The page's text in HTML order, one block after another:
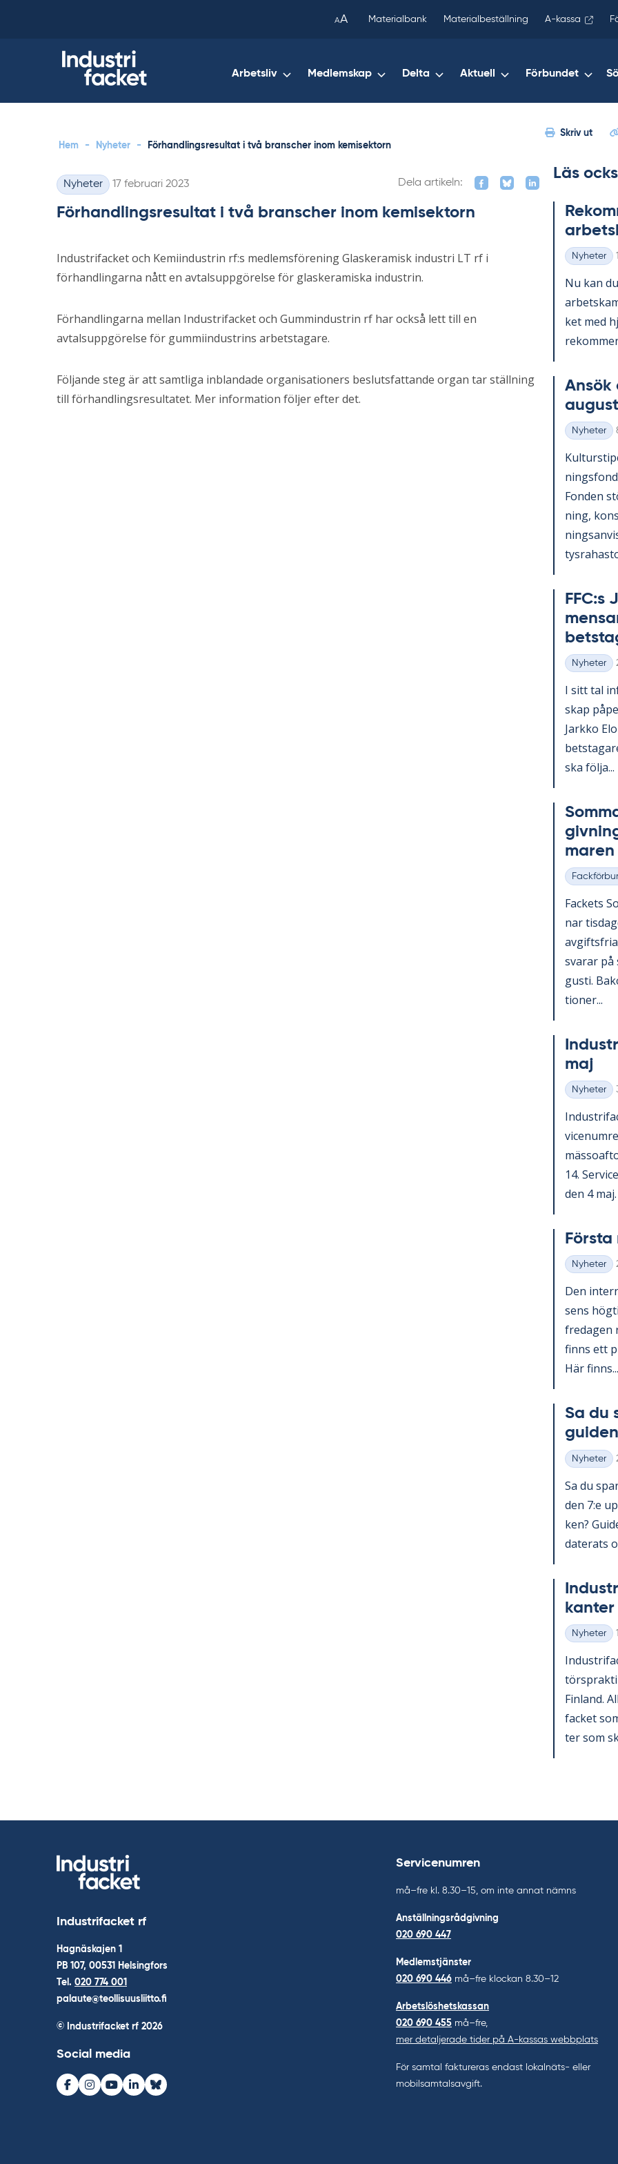
AA Materialbank Materialbeställning A-kassa
Arbetsliv Medlemskap Delta Aktuell Förbundet
Hem - Nyheter - Förhandlingsresultat i två branscher inom kemisektorn
Skriv ut
Kategorier
Nyheter Skriven
17 februari 2023 Dela artikeln:
Förhandlingsresultat i två branscher inom kemisektorn
Industrifacket och Kemiindustrin rf:s medlemsförening Glaskeramisk industri LT rf i
förhandlingarna nått en avtalsuppgörelse för glaskeramiska industrin.
Förhandlingarna mellan Industrifacket och Gummindustrin rf har också lett till en
avtalsuppgörelse för gummiindustrins arbetstagare.
Följande steg är att samtliga inblandade organisationers beslutsfattande organ tar ställning
till förhandlingsresultatet. Mer information följer efter det.
Läs
Kategorier
Nyheter
Nu kan
ket med
An­sök
Kategorier
Nyheter
Fon­den
ning,
Kategorier
Nyheter
I sitt tal
skap
Jark­ko
ska följa...
ma­ren
Kategorier
Fac­kets
nar
sva­rar
gusti.
tio­ner...
maj
Kategorier
Nyheter
14.
den 4
Kategorier
Nyheter
Den
sens
fre­da­gen
fin­ns ett
Här fin­ns...
Sa du
Kategorier
Nyheter
Sa du
den 7:e
ken?
da­te­ra­ts
Kategorier
Nyheter
Fin­land.
fac­ket
ter som
copied
your
clipboard.)
Industrifacket rf
Hagnäskajen 1
PB 107, 00531 Helsingfors
Tel. 020 774 001
palaute@teollisuusliitto.fi
© Industrifacket rf 2026
Social media
Facebook
Instagram
Youtube
LinkedInBluesky
Servicenumren
må–fre kl. 8.30–15, om inte annat nämns
Anställningsrådgivning
020 690 447
Medlemstjänster
020 690 446 må–fre klockan 8.30–12
Arbetslöshetskassan
020 690 455 må–fre,
mer detaljerade tider på A-kassas webbplats
För samtal faktureras endast lokalnäts- eller
mobilsamtalsavgift.